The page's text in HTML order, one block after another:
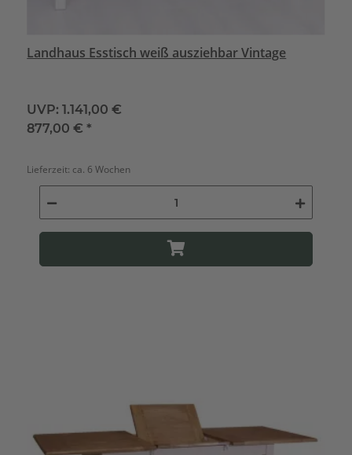
Landhaus Esstisch weiß ausziehbar Vintage
UVP: 1.141,00 €
877,00 €*
Lieferzeit: ca. 6 Wochen